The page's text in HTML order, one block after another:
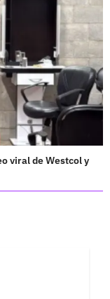
viral de Westcol y